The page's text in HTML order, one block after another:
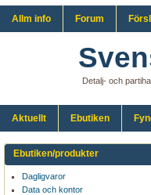
Allm info Forum
Detalj- och
Aktuellt Ebutiken
Ebutiken/produkter
Dagligvaror
Data och kontor